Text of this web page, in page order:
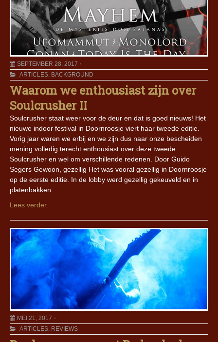
SEPTEMBER 28, 2017
ARTICLES, BACKGROUND
Waarom we enthousiast zijn over
Soulcrusher II
Soulcrusher staat weer voor de deur en dat is goed nieuws! Het
nieuwe indoor festival in Doornroosje viert haar tweede editie.
Vorig jaar waren we erbij en we zijn dus naar onze bescheiden
mening volledig terecht enthousiast over deze tweede
Soulcrusher en wel om verschillende redenen. Door Guido
Segers Gewoon, gezellig Het was vooral gezellig in Doornroosje
op de eerste editie. In de lobby werd gezellig gekeuveld en in
platenbakken
Lees verder..
MEI 21, 2017
ARTICLES, REVIEWS